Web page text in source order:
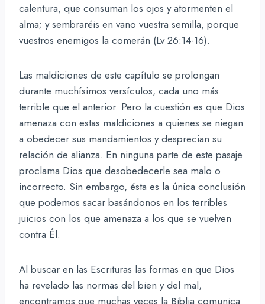
calentura, que consuman los ojos y atormenten el
alma; y sembraréis en vano vuestra semilla, porque
vuestros enemigos la comerán (Lv 26:14-16).
Las maldiciones de este capítulo se prolongan
durante muchísimos versículos, cada uno más
terrible que el anterior. Pero la cuestión es que Dios
amenaza con estas maldiciones a quienes se niegan
a obedecer sus mandamientos y desprecian su
relación de alianza. En ninguna parte de este pasaje
proclama Dios que desobedecerle sea malo o
incorrecto. Sin embargo, ésta es la única conclusión
que podemos sacar basándonos en los terribles
juicios con los que amenaza a los que se vuelven
contra Él.
Al buscar en las Escrituras las formas en que Dios
ha revelado las normas del bien y del mal,
encontramos que muchas veces la Biblia comunica